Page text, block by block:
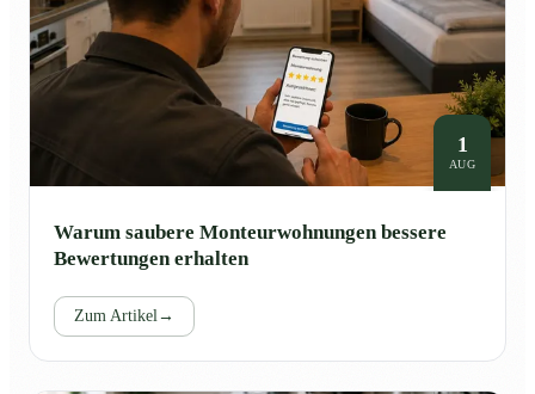
1
AUG
Warum saubere Monteurwohnungen bessere
Bewertungen erhalten
Zum Artikel →